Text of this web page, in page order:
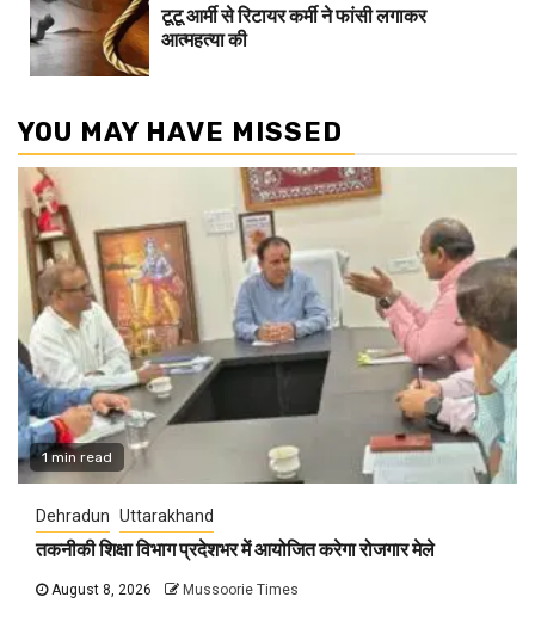
टूटू आर्मी से रिटायर कर्मी ने फांसी लगाकर
आत्महत्या की
YOU MAY HAVE MISSED
1 min read
Dehradun Uttarakhand
तकनीकी शिक्षा विभाग प्रदेशभर में आयोजित करेगा रोजगार मेले
August 8, 2026 Mussoorie Times